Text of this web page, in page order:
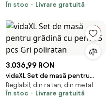
poliratan
În stoc
Livrare gratuită
3.036,99 RON
vidaXL Set de masă pentru
grădină cu pernă 5 pcs Gri
poliratan
Reglabil, din ratan, din metal
În stoc
Livrare gratuită